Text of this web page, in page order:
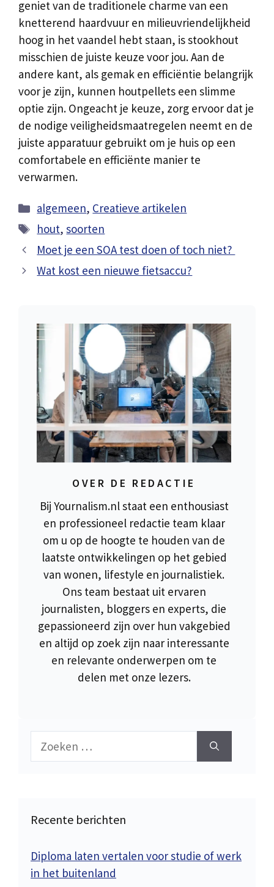
geniet van de traditionele charme van een
knetterend haardvuur en milieuvriendelijkheid
hoog in het vaandel hebt staan, is stookhout
misschien de juiste keuze voor jou. Aan de
andere kant, als gemak en efficiëntie belangrijk
voor je zijn, kunnen houtpellets een slimme
optie zijn. Ongeacht je keuze, zorg ervoor dat je
de nodige veiligheidsmaatregelen neemt en de
juiste apparatuur gebruikt om je huis op een
comfortabele en efficiënte manier te
verwarmen.
Categorieën
algemeen, Creatieve artikelen
Tags
hout,soorten
Moet je een SOA test doen of toch niet?
Wat kost een nieuwe fietsaccu?
OVER DE REDACTIE
Bij Yournalism.nl staat een enthousiast
en professioneel redactie team klaar
om u op de hoogte te houden van de
laatste ontwikkelingen op het gebied
van wonen, lifestyle en journalistiek.
Ons team bestaat uit ervaren
journalisten, bloggers en experts, die
gepassioneerd zijn over hun vakgebied
en altijd op zoek zijn naar interessante
en relevante onderwerpen om te
delen met onze lezers.
Zoek
Recente berichten
Diploma laten vertalen voor studie of werk
in het buitenland